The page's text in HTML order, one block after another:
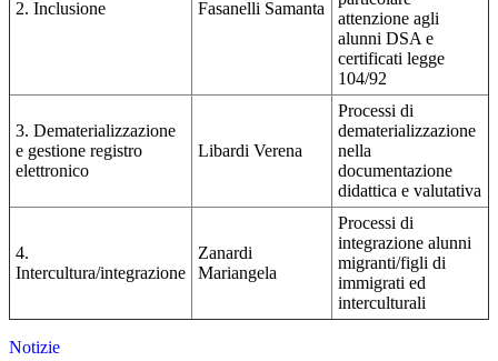
2. Inclusione Fasanelli Samanta
attenzione agli
alunni DSA e
certificati legge
104/92
3. Dematerializzazione
e gestione registro
elettronico
Libardi Verena
Processi di
dematerializzazione
nella
documentazione
didattica e valutativa
4.
Intercultura/integrazione
Zanardi
Mariangela
Processi di
integrazione alunni
migranti/figli di
immigrati ed
interculturali
Notizie